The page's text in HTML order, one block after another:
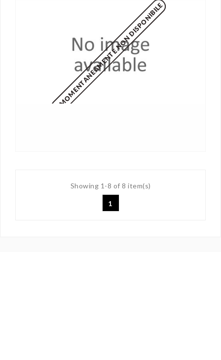
MOMENTANEAMENTE NON DISPONIBILE
Showing 1-8 of 8 item(s)
1